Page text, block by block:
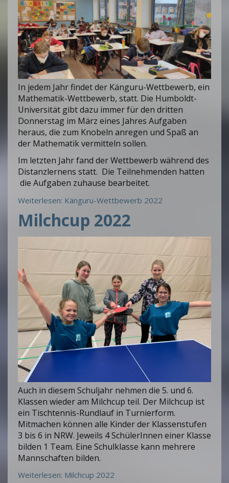
In jedem Jahr findet der Känguru-Wettbewerb, ein
Mathematik-Wettbewerb, statt. Die Humboldt-
Universität gibt dazu immer für den dritten
Donnerstag im März eines Jahres Aufgaben
heraus, die zum Knobeln anregen und Spaß an
der Mathematik vermitteln sollen.
Im letzten Jahr fand der Wettbewerb während des
Distanzlernens statt. Die Teilnehmenden hatten
die Aufgaben zuhause bearbeitet.
Weiterlesen: Känguru-Wettbewerb 2022
Milchcup 2022
Auch in diesem Schuljahr nehmen die 5. und 6.
Klassen wieder am Milchcup teil. Der Milchcup ist
ein Tischtennis-Rundlauf in Turnierform.
Mitmachen können alle Kinder der Klassenstufen
3 bis 6 in NRW. Jeweils 4 SchülerInnen einer Klasse
bilden 1 Team. Eine Schulklasse kann mehrere
Mannschaften bilden.
Weiterlesen: Milchcup 2022